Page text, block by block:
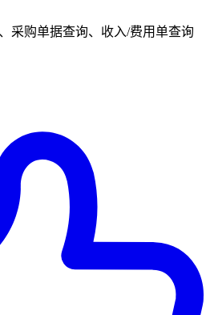
采购单据查询、收入/费用单查询